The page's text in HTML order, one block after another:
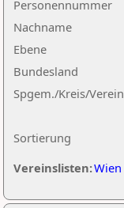
Nachname
Ebene
Sortierung
Personennummer
Bundesland
Spgem./Kreis/Verein
Vereinslisten:Wien